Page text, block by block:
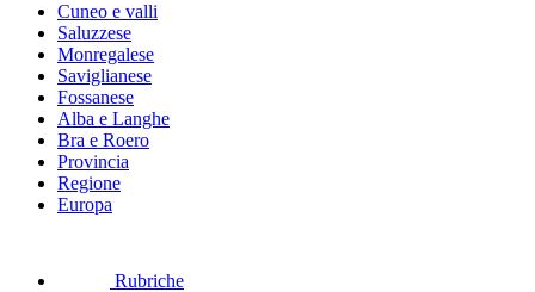
Cuneo e valli
Saluzzese
Monregalese
Saviglianese
Fossanese
Alba e Langhe
Bra e Roero
Provincia
Regione
Europa
Rubriche